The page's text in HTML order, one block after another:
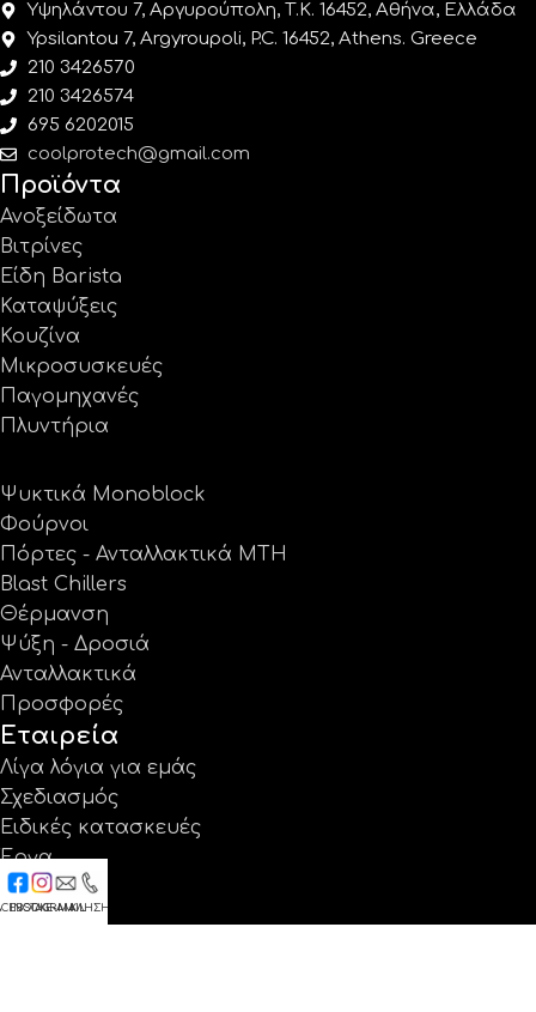
Υψηλάντου 7, Αργυρούπολη, Τ.Κ. 16452, Αθήνα, Ελλάδα
Ypsilantou 7, Argyroupoli, P.C. 16452, Athens. Greece
210 3426570
210 3426574
695 6202015
coolprotech@gmail.com
Προϊόντα
Ανοξείδωτα
Βιτρίνες
Είδη Barista
Καταψύξεις
Κουζίνα
Μικροσυσκευές
Παγομηχανές
Πλυντήρια
Ψυκτικά Monoblock
Φούρνοι
Πόρτες - Ανταλλακτικά MTH
Blast Chillers
Θέρμανση
Ψύξη - Δροσιά
Ανταλλακτικά
Προσφορές
Εταιρεία
Λίγα λόγια για εμάς
Σχεδιασμός
Ειδικές κατασκευές
Έργα
Κατάλογοι
Εγγύηση
INSTAGRAM
E-MAILΚΛΗΣΗ